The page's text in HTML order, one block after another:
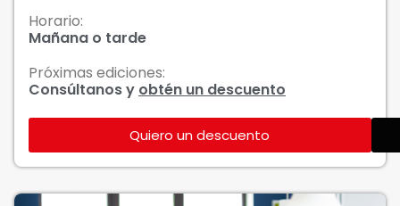
Horario:
Mañana o tarde
Próximas ediciones:
Consúltanos y obtén un descuento
Quiero un descuento